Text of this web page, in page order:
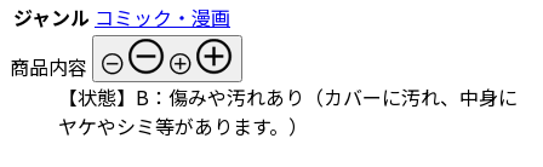
ジャンル コミック・漫画
商品内容
【状態】B：傷みや汚れあり（カバーに汚れ、中身に
ヤケやシミ等があります。）